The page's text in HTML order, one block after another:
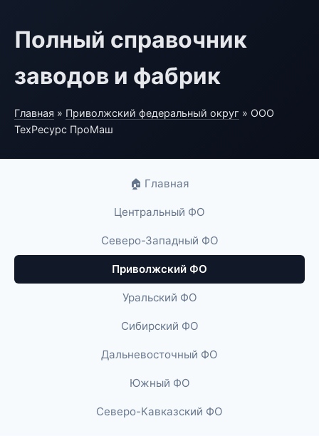
Полный справочник
заводов и фабрик
Главная » Приволжский федеральный округ » ООО
ТехРесурс ПроМаш
🏠 Главная
Центральный ФО
Северо-Западный ФО
Приволжский ФО
Уральский ФО
Сибирский ФО
Дальневосточный ФО
Южный ФО
Северо-Кавказский ФО